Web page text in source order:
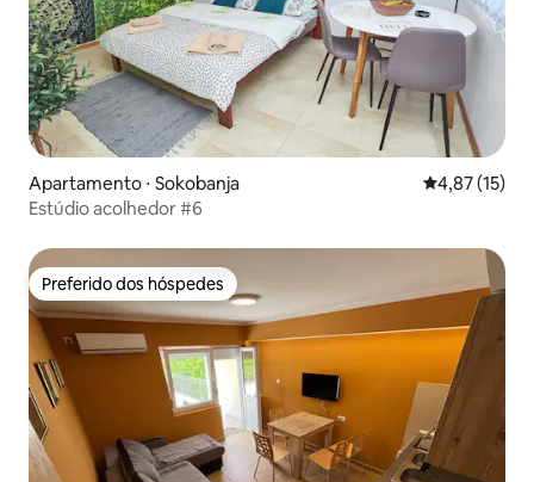
Apartamento ⋅ Sokobanja 4,87 de uma
4,87 (15)
Estúdio acolhedor #6
Preferido dos hóspedes
Preferido dos hóspedes